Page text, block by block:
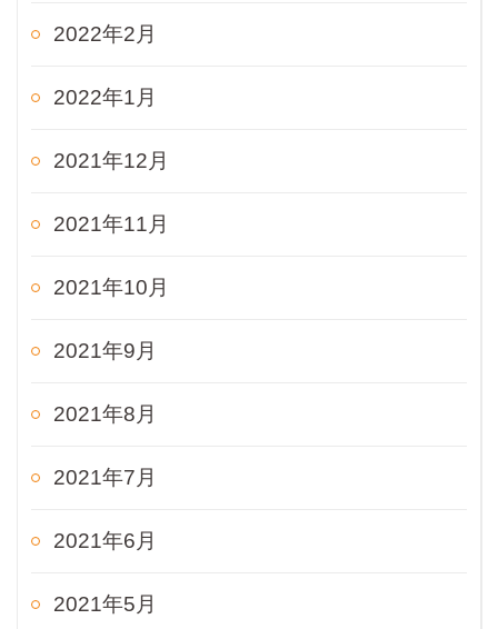
2022年2月
2022年1月
2021年12月
2021年11月
2021年10月
2021年9月
2021年8月
2021年7月
2021年6月
2021年5月